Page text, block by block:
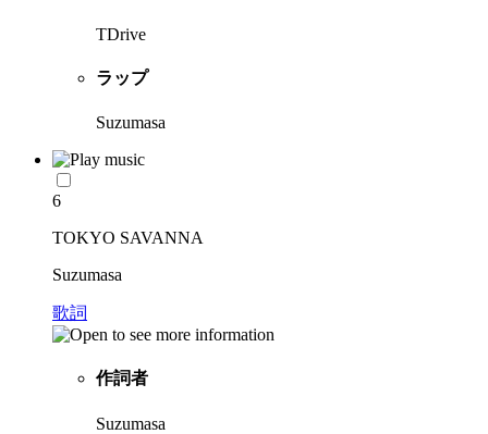
TDrive
ラップ
Suzumasa
6
TOKYO SAVANNA
Suzumasa
歌詞
作詞者
Suzumasa